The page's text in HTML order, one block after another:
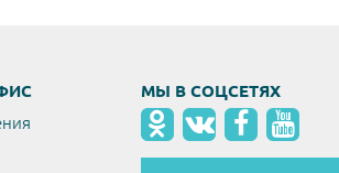
МЫ В СОЦСЕТЯХ